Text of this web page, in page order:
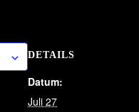
DETAILS
Datum:
Juli 27